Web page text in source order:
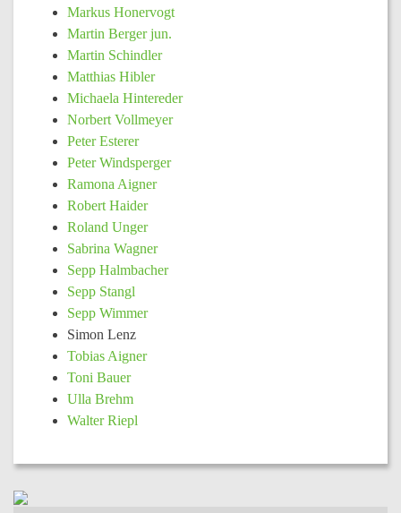
Markus Honervogt
Martin Berger jun.
Martin Schindler
Matthias Hibler
Michaela Hintereder
Norbert Vollmeyer
Peter Esterer
Peter Windsperger
Ramona Aigner
Robert Haider
Roland Unger
Sabrina Wagner
Sepp Halmbacher
Sepp Stangl
Sepp Wimmer
Simon Lenz
Tobias Aigner
Toni Bauer
Ulla Brehm
Walter Riepl